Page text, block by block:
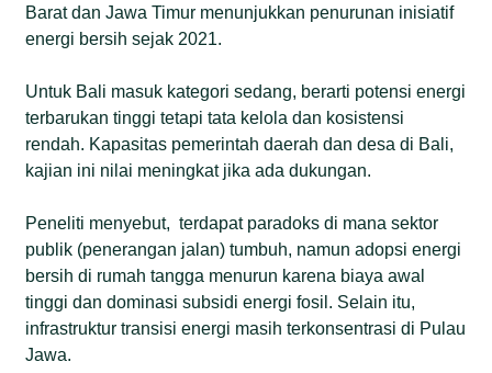
Barat dan Jawa Timur menunjukkan penurunan inisiatif
energi bersih sejak 2021.
Untuk Bali masuk kategori sedang, berarti potensi energi
terbarukan tinggi tetapi tata kelola dan kosistensi
rendah. Kapasitas pemerintah daerah dan desa di Bali,
kajian ini nilai meningkat jika ada dukungan.
Peneliti menyebut, terdapat paradoks di mana sektor
publik (penerangan jalan) tumbuh, namun adopsi energi
bersih di rumah tangga menurun karena biaya awal
tinggi dan dominasi subsidi energi fosil. Selain itu,
infrastruktur transisi energi masih terkonsentrasi di Pulau
Jawa.